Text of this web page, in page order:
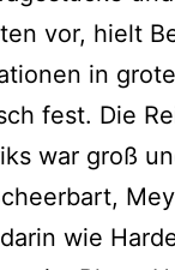
vor, hielt
in
fest. Die
war groß
wie